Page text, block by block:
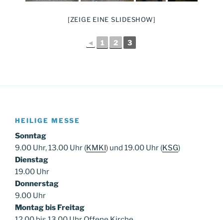
[ZEIGE EINE SLIDESHOW]
◄ 1 2 3
HEILIGE MESSE
Sonntag
9.00 Uhr, 13.00 Uhr (KMKI) und 19.00 Uhr (KSG)
Dienstag
19.00 Uhr
Donnerstag
9.00 Uhr
Montag bis Freitag